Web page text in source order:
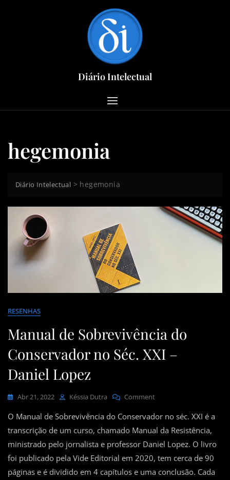
Diário Intelectual
hegemonia
Diário Intelectual > hegemonia
RESENHAS
Manual de Sobrevivência do
Conservador no Séc. XXI –
Daniel Lopez
Abr 21, 2022 Késsia Dutra CommentOn
De
Sobrevivência
Conservador
No
O Manual de Sobrevivência do Conservador no séc. XXI é a
transcrição de um curso, chamado Manual da Resistência,
ministrado pelo jornalista e professor Daniel Lopez. O livro
foi publicado pela Vide Editorial em 2020, tem cerca de 90
páginas e é dividido em 4 capítulos e uma conclusão. Cada